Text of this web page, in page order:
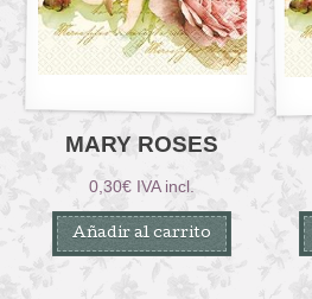
MARY ROSES
0,30€ IVA incl.
Añadir al carrito